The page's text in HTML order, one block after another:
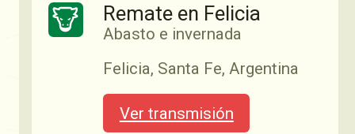
Ver transmisión
Remate en Felicia
Abasto e invernada
Felicia, Santa Fe, Argentina
Ver transmisión